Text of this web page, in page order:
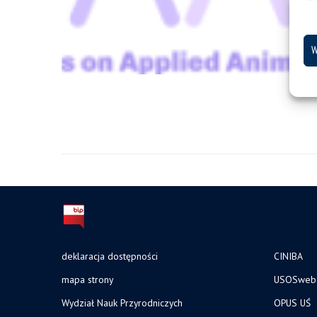
deklaracja dostępności
mapa strony
Wydział Nauk Przyrodniczych
CINIBA
USOSweb
OPUS UŚ